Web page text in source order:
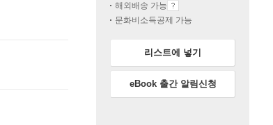
해외배송 가능
문화비소득공제 가능
리스트에 넣기
eBook 출간 알림신청